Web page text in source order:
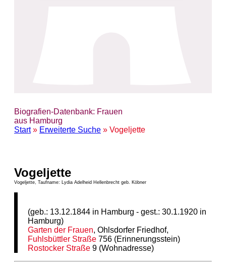
Biografien-Datenbank: Frauen
aus Hamburg
Start» Erweiterte Suche » Vogeljette
Vogeljette
Vogeljette, Taufname: Lydia Adelheid Hellenbrecht geb. Köbner
(geb.: 13.12.1844 in Hamburg - gest.: 30.1.1920 in
Hamburg)
Garten der Frauen, Ohlsdorfer Friedhof,
Fuhlsbüttler Straße 756 (Erinnerungsstein)
Rostocker Straße 9 (Wohnadresse)